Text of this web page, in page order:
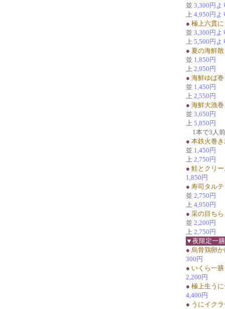
並 3,300円よ
上 4,950円よ
● 極上六貫
並 3,300円よ
上 5,500円よ
● 夏の海鮮
並 1,850円
上 2,950円
● 海鮮ゆば
並 1,450円
上 2,550円
● 海鮮大漁
並 3,650円
上 5,850円
1本で3人
● 本鉄火巻
並 1,450円
上 2,750円
● 鮭とクリ
1,850円
● 寿司タル
並 2,750円
上 4,950円
● 采の目ち
並 2,200円
上 2,750円
▼夜限定一
● 烏骨鶏卵
300円
● いくら一膳
2,200円
● 極上生う
4,400円
● うにイク